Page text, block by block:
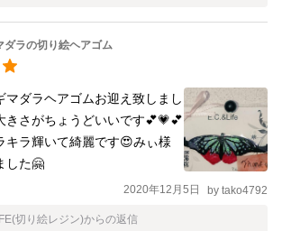
ダラの切り絵ヘアゴム
マダラヘアゴムお迎え致しまし
きさがちょうどいいです💕💗💕
キラ輝いて綺麗です😍みぃ様
した🤗
2020年12月5日 by tako4792
切り絵レジン)からの返信